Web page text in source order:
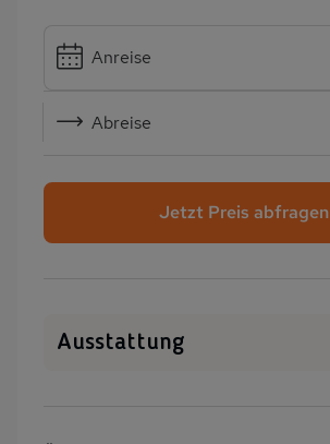
Anreise
Abreise
Jetzt Preis abfragen
Ausstattung